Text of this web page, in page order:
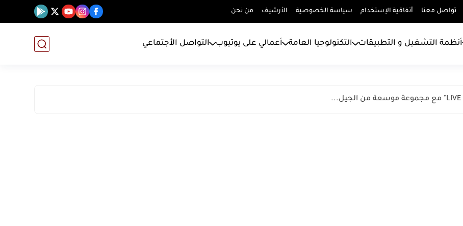
تواصل معنا أتفاقية الإستخدام سياسة الخصوصية الأرشيف من نحن
أنظمة التشغيل و التطبيقات التكنولوجيا العامة أعمالي على يوتيوب التواصل الأجتماعي